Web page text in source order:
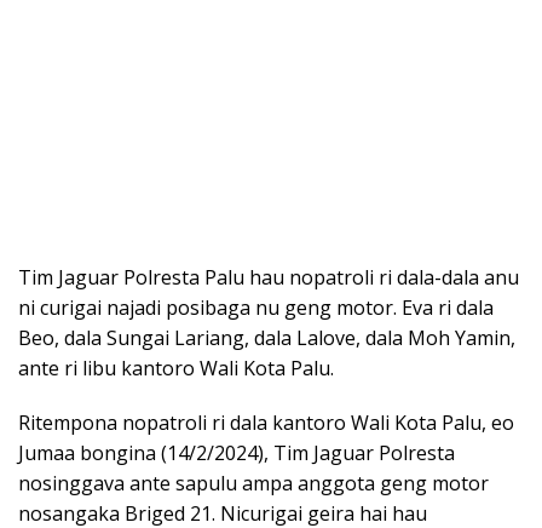
Tim Jaguar Polresta Palu hau nopatroli ri dala-dala anu
ni curigai najadi posibaga nu geng motor. Eva ri dala
Beo, dala Sungai Lariang, dala Lalove, dala Moh Yamin,
ante ri libu kantoro Wali Kota Palu.
Ritempona nopatroli ri dala kantoro Wali Kota Palu, eo
Jumaa bongina (14/2/2024), Tim Jaguar Polresta
nosinggava ante sapulu ampa anggota geng motor
nosangaka Briged 21. Nicurigai geira hai hau